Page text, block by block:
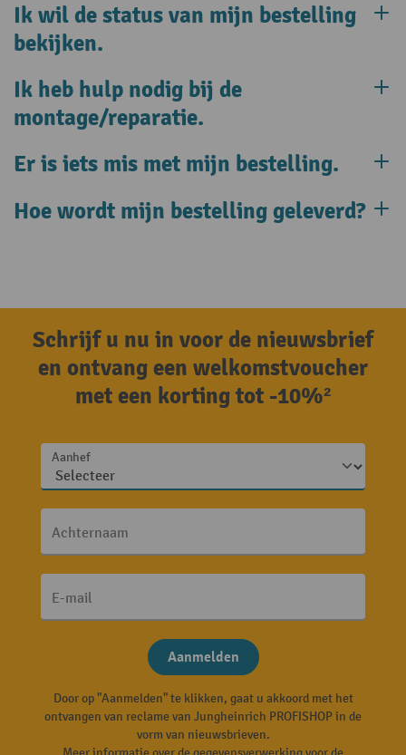
Ik wil de status van mijn bestelling
bekijken.
Ik heb hulp nodig bij de
montage/reparatie.
Er is iets mis met mijn bestelling.
Hoe wordt mijn bestelling geleverd?
Schrijf u nu in voor de nieuwsbrief
en ontvang een welkomstvoucher
met een korting tot -10%²
Aanhef
Achternaam
E-mail
Aanmelden
Door op "Aanmelden" te klikken, gaat u akkoord met het
ontvangen van reclame van Jungheinrich PROFISHOP in de
vorm van nieuwsbrieven.